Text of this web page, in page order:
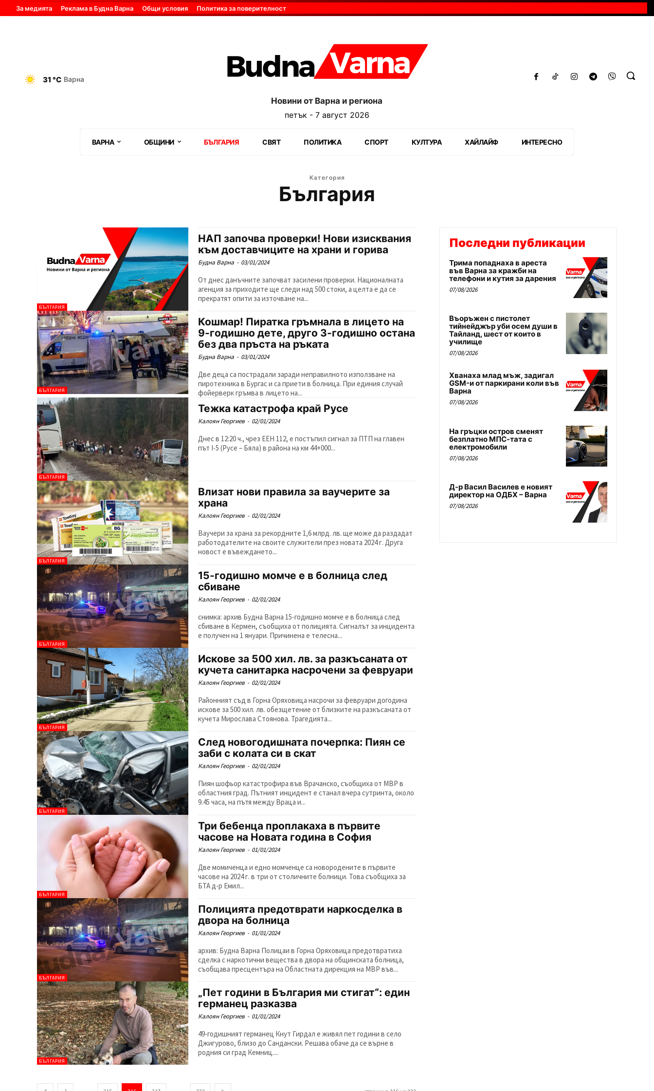
За медията Реклама в Будна Варна Общи условия Политика за поверителност
31 °C Варна
Новини от Варна и региона
петък - 7 август 2026
ВАРНА ОБЩИНИ БЪЛГАРИЯ СВЯТ ПОЛИТИКА СПОРТ КУЛТУРА ХАЙЛАЙФ ИНТЕРЕСНО
Категория
България
БЪЛГАРИЯ
НАП започва проверки! Нови изисквания
към доставчиците на храни и горива
Будна Варна - 03/01/2024
От днес данъчните започват засилени проверки. Националната
агенция за приходите ще следи над 500 стоки, а целта е да се
прекратят опити за източване на...
БЪЛГАРИЯ
Кошмар! Пиратка гръмнала в лицето на
9-годишно дете, друго 3-годишно остана
без два пръста на ръката
Будна Варна - 03/01/2024
Две деца са пострадали заради неправилното използване на
пиротехника в Бургас и са приети в болница. При единия случай
фойерверк гръмва в лицето на...
БЪЛГАРИЯ
Тежка катастрофа край Русе
Калоян Георгиев - 02/01/2024
Днес в 12:20 ч., чрез ЕЕН 112, е постъпил сигнал за ПТП на главен
път I-5 (Русе – Бяла) в района на км 44+000...
БЪЛГАРИЯ
Влизат нови правила за ваучерите за
храна
Калоян Георгиев - 02/01/2024
Ваучери за храна за рекордните 1,6 млрд. лв. ще може да раздадат
работодателите на своите служители през новата 2024 г. Друга
новост е въвеждането...
БЪЛГАРИЯ
15-годишно момче е в болница след
сбиване
Калоян Георгиев - 02/01/2024
снимка: архив Будна Варна 15-годишно момче е в болница след
сбиване в Кермен, съобщиха от полицията. Сигналът за инцидента
е получен на 1 януари. Причинена е телесна...
БЪЛГАРИЯ
Искове за 500 хил. лв. за разкъсаната от
кучета санитарка насрочени за февруари
Калоян Георгиев - 02/01/2024
Районният съд в Горна Оряховица насрочи за февруари догодина
искове за 500 хил. лв. обезщетение от близките на разкъсаната от
кучета Мирослава Стоянова. Трагедията...
БЪЛГАРИЯ
След новогодишната почерпка: Пиян се
заби с колата си в скат
Калоян Георгиев - 02/01/2024
Пиян шофьор катастрофира във Врачанско, съобщиха от МВР в
областния град. Пътният инцидент е станал вчера сутринта, около
9.45 часа, на пътя между Враца и...
БЪЛГАРИЯ
Три бебенца проплакаха в първите
часове на Новата година в София
Калоян Георгиев - 01/01/2024
Две момиченца и едно момченце са новородените в първите
часове на 2024 г. в три от столичните болници. Това съобщиха за
БТА д-р Емил...
БЪЛГАРИЯ
Полицията предотврати наркосделка в
двора на болница
Калоян Георгиев - 01/01/2024
архив: Будна Варна Полицаи в Горна Оряховица предотвратиха
сделка с наркотични вещества в двора на общинската болница,
съобщава пресцентъра на Областната дирекция на МВР във...
БЪЛГАРИЯ
„Пет години в България ми стигат“: един
германец разказва
Калоян Георгиев - 01/01/2024
49-годишният германец Кнут Гирдал е живял пет години в село
Джигурово, близо до Сандански. Решава обаче да се върне в
родния си град Кемниц....
Последни публикации
Трима попаднаха в ареста
във Варна за кражби на
телефони и кутия за дарения
07/08/2026
Въоръжен с пистолет
тийнейджър уби осем души в
Тайланд, шест от които в
училище
07/08/2026
Хванаха млад мъж, задигал
GSM-и от паркирани коли във
Варна
07/08/2026
На гръцки остров сменят
безплатно МПС-тата с
електромобили
07/08/2026
Д-р Васил Василев е новият
директор на ОДБХ – Варна
07/08/2026